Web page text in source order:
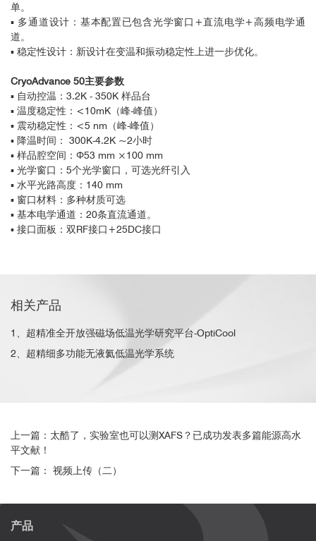
单。
▪ 多通道设计：基本配置已包含光学窗口+直流电学+高频电学通
道。
▪ 稳定性设计：新设计在变温和振动稳定性上进一步优化。
CryoAdvance 50主要参数
▪ 自动控温：3.2K - 350K 样品台
▪ 温度稳定性：<10mK（峰-峰值）
▪ 震动稳定性：<5 nm（峰-峰值）
▪ 降温时间： 300K-4.2K ~2小时
▪ 样品腔空间：Φ53 mm ×100 mm
▪ 光学窗口：5个光学窗口，可选光纤引入
▪ 水平光路高度：140 mm
▪ 窗口材料：多种材质可选
▪ 基本电学通道：20条直流通道。
▪ 接口面板：双RF接口+25DC接口
相关产品
1、超精准全开放强磁场低温光学研究平台-OptiCool
2、超精细多功能无液氦低温光学系统
上一篇：太酷了，实验室也可以测XAFS？已成功发表多篇能源高水
平文献！
下一篇： 视频上传（二）
产品